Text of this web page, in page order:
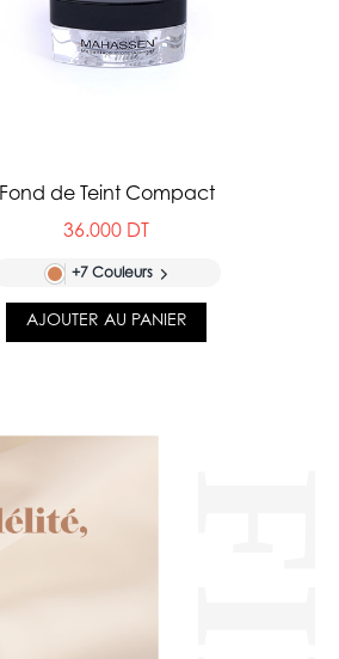
Fond de Teint Compact
36.000 DT
+7 Couleurs
AJOUTER AU PANIER